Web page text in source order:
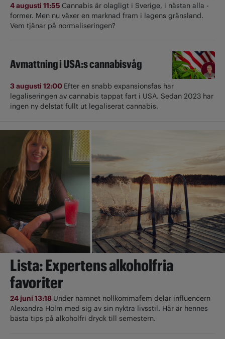
4 augusti 11:55 Cannabis är olagligt i ­Sverige, i nästan alla ­
former. Men nu växer en marknad fram i lagens gränsland.
Vem tjänar på normaliseringen?
Avmattning i USA:s cannabisvåg
3 augusti 12:00 Efter en snabb expansionsfas har
legaliseringen av cannabis tappat fart i USA. Sedan 2023 har
ingen ny delstat fullt ut ­legaliserat cannabis.
Lista: Expertens alkoholfria
favoriter
24 juni 13:18 Under namnet nollkommafem delar influencern
Alexandra Holm med sig av sin nyktra livsstil. Här är hennes
bästa tips på alkoholfri dryck till semestern.